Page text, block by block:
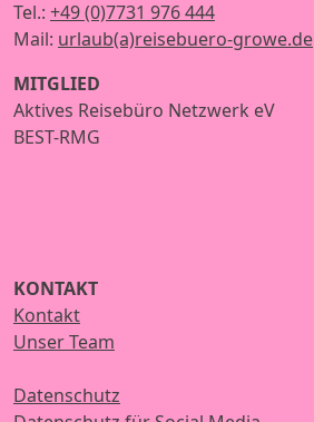
Tel.: +49 (0)7731 976 444
Mail: urlaub(a)reisebuero-growe.de
MITGLIED
Aktives Reisebüro Netzwerk eV
BEST-RMG
KONTAKT
Kontakt
Unser Team
Datenschutz